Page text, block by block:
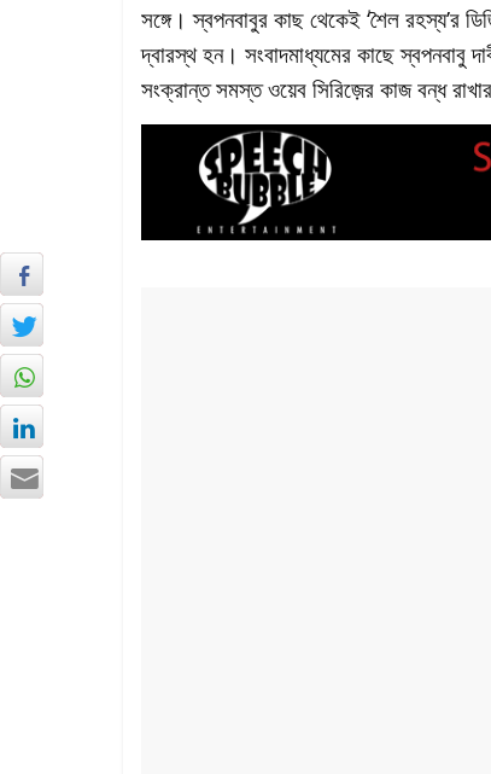
সঙ্গে। স্বপনবাবুর কাছ থেকেই ‘শৈল রহস্য’র
দ্বারস্থ হন। সংবাদমাধ্যমের কাছে স্বপনবাবু
সংক্রান্ত সমস্ত ওয়েব সিরিজ়ের কাজ বন্ধ